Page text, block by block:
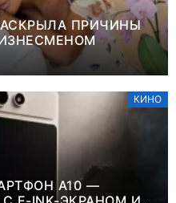
ПРИЧИНЫ
КИНО
A10 —